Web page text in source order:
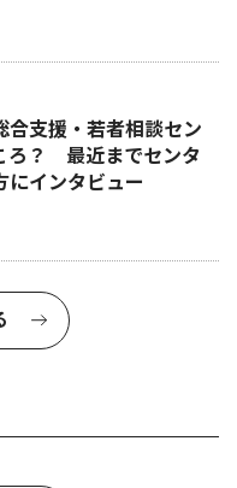
合支援・若者相談セン
ろ？ 最近までセンタ
にインタビュー